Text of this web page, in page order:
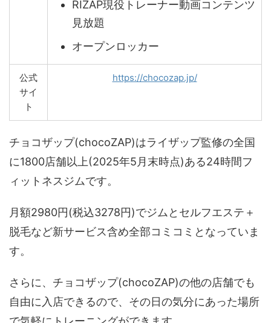
RIZAP現役トレーナー動画コンテンツ
見放題
オープンロッカー
公式
サイ
ト
https://chocozap.jp/
チョコザップ(chocoZAP)はライザップ監修の全国
に1800店舗以上(2025年5月末時点)ある24時間フ
ィットネスジムです。
月額2980円(税込3278円)でジムとセルフエステ＋
脱毛など新サービス含め全部コミコミとなっていま
す。
さらに、チョコザップ(chocoZAP)の他の店舗でも
自由に入店できるので、その日の気分にあった場所